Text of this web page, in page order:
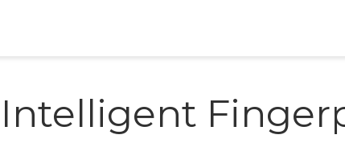
Intelligent